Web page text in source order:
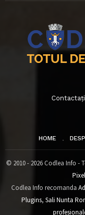
HOME
© 2010 - 2026 Codlea Info -
Pixel
Codlea Info recomanda
Plugins, Sali Nunta